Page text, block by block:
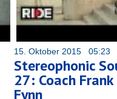
15. Oktober 2015 05:23
Stereophonic
27: Coach
Fynn